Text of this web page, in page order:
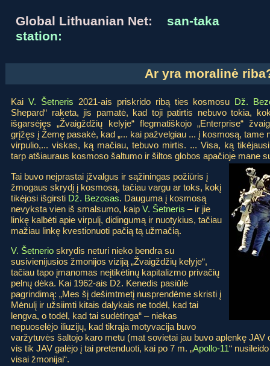
Global Lithuanian Net: san-taka
station:
Ar yra moralinė
Kai V. Šetneris 2021-ais priskrido ribą ties kosmosu Dž.
Shepard“ raketa, jis pamatė, kad toji patirtis nebuvo tokia,
išgarsėjęs „Žvaigždžių kelyje“ flegmatiškojo „Enterprise“
grįžęs į Žemę pasakė, kad „... kai pažvelgiau ... į kosmosą, tame
virpulio,... viskas, ką mačiau, tebuvo mirtis. ... Visa, ką
tarp atšiauraus kosmoso šaltumo ir šiltos globos apačioje mane
Tai buvo neįprastai įžvalgus ir sąžiningas požiūris į
žmogaus skrydį į kosmosą, tačiau vargu ar toks, kokį
tikėjosi išgirsti Dž. Bezosas. Dauguma į kosmosą
nevyksta vien iš smalsumo, kaip V. Šetneris – ir jie
linkę kalbėti apie virpulį, didingumą ir nuotykius, tačiau
mažiau linkę kvestionuoti pačią tą užmačią.
V. Šetnerio skrydis neturi nieko bendra su
susivienijusios žmonijos viziją „Žvaigždžių kelyje“,
tačiau tapo įmanomas neįtikėtinų kapitalizmo privačių
pelnų dėka. Kai 1962-ais Dž. Kenedis pasiūlė
pagrindimą: „Mes šį dešimtmetį nusprendėme skristi į
Mėnulį ir užsiimti kitais dalykais ne todėl, kad tai
lengva, o todėl, kad tai sudėtinga“ – niekas
nepuoselėjo iliuzijų, kad tikrąja motyvacija buvo
varžytuvės šaltojo karo metu (mat sovietai jau buvo aplenkę
vis tik JAV galėjo į tai pretenduoti, kai po 7 m. „Apollo-11“
visai žmonijai“.